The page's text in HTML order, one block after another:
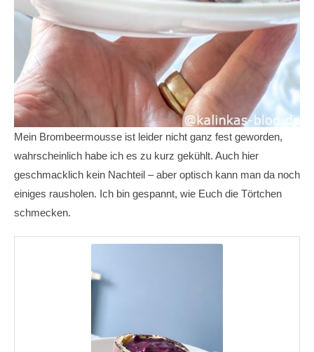
Mein Brombeermousse ist leider nicht ganz fest geworden,
wahrscheinlich habe ich es zu kurz gekühlt. Auch hier
geschmacklich kein Nachteil – aber optisch kann man da noch
einiges rausholen. Ich bin gespannt, wie Euch die Törtchen
schmecken.